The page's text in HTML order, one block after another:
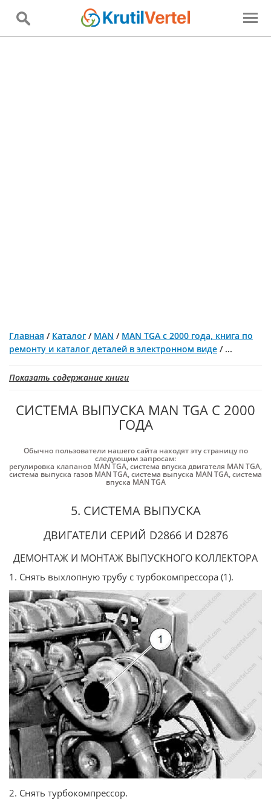
Главная / Каталог / MAN / MAN TGA с 2000 года, книга по
ремонту и каталог деталей в электронном виде / ...
Показать содержание книги
СИСТЕМА ВЫПУСКА MAN TGA С 2000
ГОДА
Обычно пользователи нашего сайта находят эту страницу по
следующим запросам:
регулировка клапанов MAN TGA,система впуска двигателя MAN TGA,
система выпуска газов MAN TGA,система выпуска MAN TGA,система
впуска MAN TGA
5. СИСТЕМА ВЫПУСКА
ДВИГАТЕЛИ СЕРИЙ D2866 И D2876
ДЕМОНТАЖ И МОНТАЖ ВЫПУСКНОГО КОЛЛЕКТОРА
1. Снять выхлопную трубу с турбокомпрессора (1).
2. Снять турбокомпрессор.